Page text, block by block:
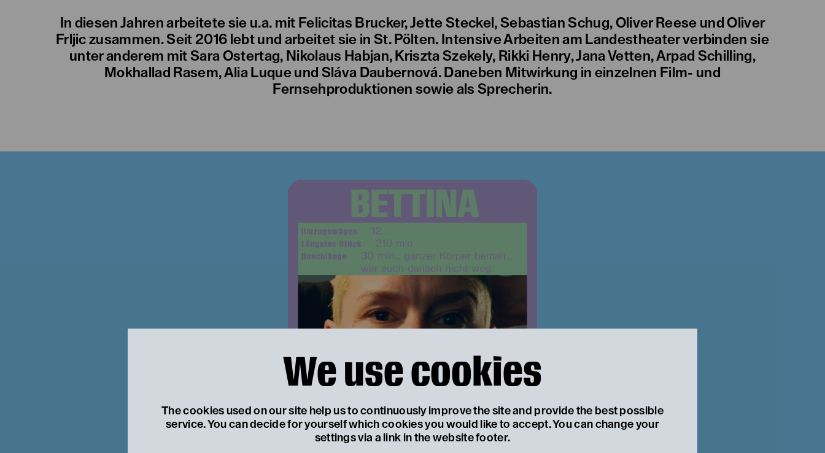
We use cookies
The cookies used on our site help us to continuously improve the site and provide the best possible
service. You can decide for yourself which cookies you would like to accept. You can change your
settings via a link in the website footer.
In diesen Jahren arbeitete sie u.a. mit Felicitas Brucker, Jette Steckel, Sebastian Schug, Oliver Reese und Oliver
Frljic zusammen. Seit 2016 lebt und arbeitet sie in St. Pölten. Intensive Arbeiten am Landestheater verbinden sie
unter anderem mit Sara Ostertag, Nikolaus Habjan, Kriszta Szekely, Rikki Henry, Jana Vetten, Arpad Schilling,
Mokhallad Rasem, Alia Luque und Sláva Daubernová. Daneben Mitwirkung in einzelnen Film- und
Fernsehproduktionen sowie als Sprecherin.